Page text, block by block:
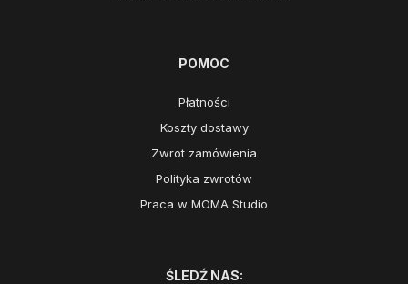
POMOC
Płatności
Koszty dostawy
Zwrot zamówienia
Polityka zwrotów
Praca w MOMA Studio
ŚLEDŹ NAS: